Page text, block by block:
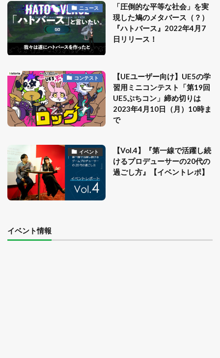
ニュース
「圧倒的な平等な社会」を実
現した鳩のメタバース（？）
『ハトバース』2022年4月7
日リリース！
コンテスト
【UEユーザー向け】UE5の学
習用ミニコンテスト「第19回
UE5ぷちコン」締め切りは
2023年4月10日（月）10時ま
で
イベント
【Vol.4】『第一線で活躍し続
けるプロデューサーの20代の
過ごし方』【イベントレポ】
イベント情報